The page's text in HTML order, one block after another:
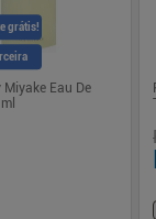
grátis!
Miyake Eau De